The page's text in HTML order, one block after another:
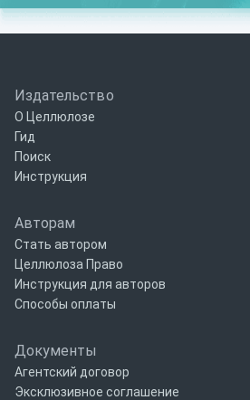
Издательство
О Целлюлозе
Гид
Поиск
Инструкция
Авторам
Стать автором
Целлюлоза Право
Инструкция для авторов
Способы оплаты
Документы
Агентский договор
Эксклюзивное соглашение